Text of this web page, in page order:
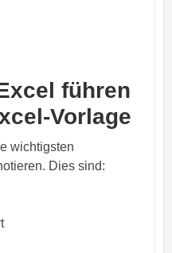
führen
Vorlage
wichtigsten
Dies sind: